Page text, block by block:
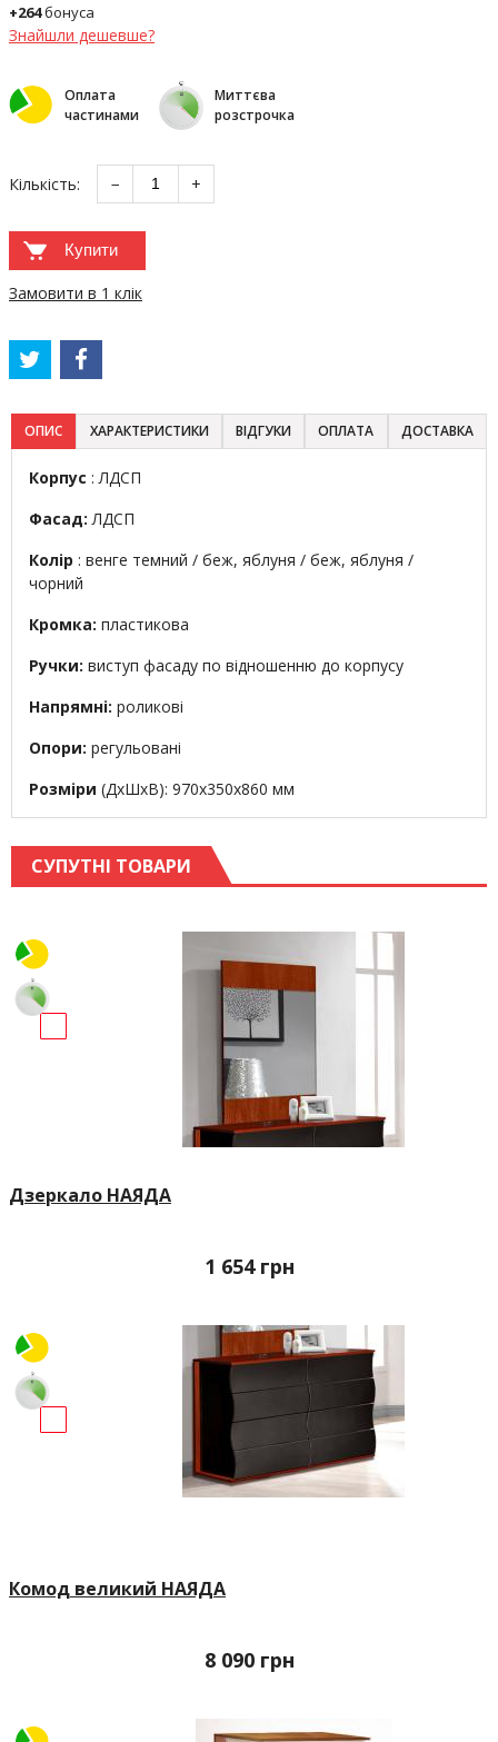
+264бонуса
Знайшли дешевше?
Оплата
частинами
Миттєва
розстрочка
Кількість: − +
Купити
Замовити в 1 клік
ОПИС ХАРАКТЕРИСТИКИ ВІДГУКИ ОПЛАТА ДОСТАВКА
Корпус : ЛДСП
Фасад: ЛДСП
Колір : венге темний / беж, яблуня / беж, яблуня /
чорний
Кромка: пластикова
Ручки: виступ фасаду по відношенню до корпусу
Напрямні: роликові
Опори: регульовані
Розміри (ДхШхВ): 970х350х860 мм
СУПУТНІ ТОВАРИ
Дзеркало НАЯДА
1 654 грн
Комод великий НАЯДА
8 090 грн